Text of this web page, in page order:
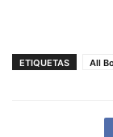
ETIQUETAS All